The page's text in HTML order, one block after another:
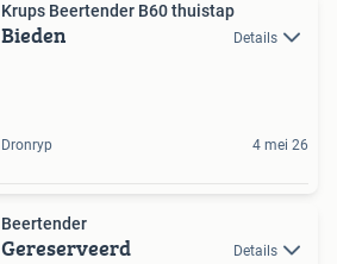
Krups Beertender B60 thuistap
Bieden Details
Dronryp 4 mei 26
Beertender
Gereserveerd Details